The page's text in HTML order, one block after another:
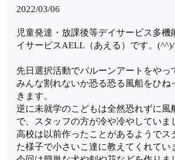
2022/03/06
児童発達・放課後等デイサービス多機
イサービスAELL（あえる）です。(^^)/
先日選択活動でバルーンアートをやっ
みんな割れないか恐る恐る風船をひね
きます。
逆に未就学のこどもは全然恐れずに風
で、スタッフの方が冷や冷やしていま
高校は以前作ったことがあるようでス
た様子で小さいこ達に教えてくれてい